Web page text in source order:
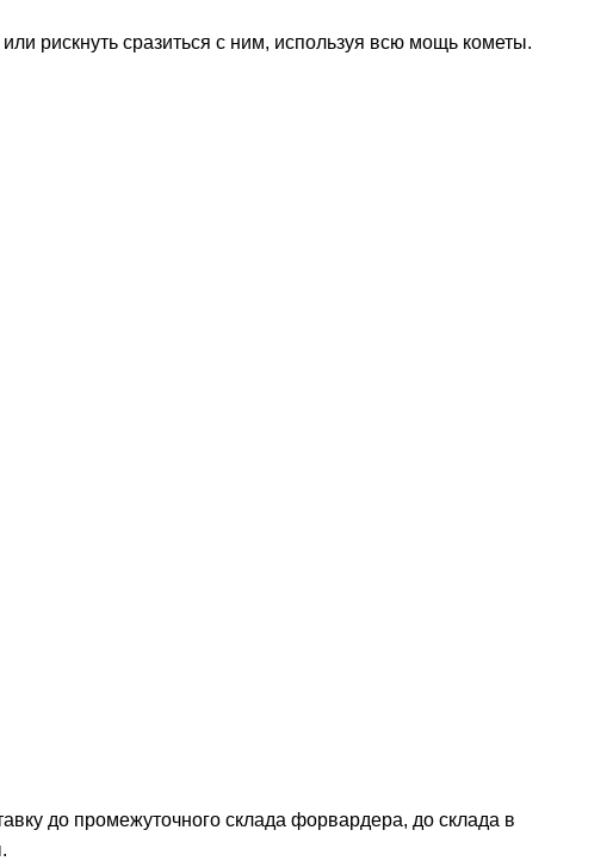
рискнуть сразиться с ним, используя всю мощь кометы.
до промежуточного склада форвардера, до склада в